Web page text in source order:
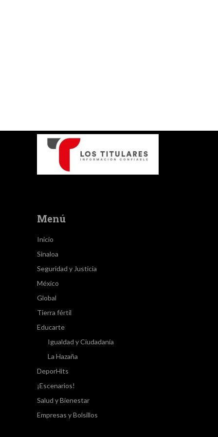
Menú
Inicio
Sinaloa
Seguridad y Justicia
México
Global
Tierra fértil
Educarte
Igualdad y Ciudadanía
La Hazaña
DeporHits
¡Escenarios!
Salud y Bienestar
Empresas y Bolsillos